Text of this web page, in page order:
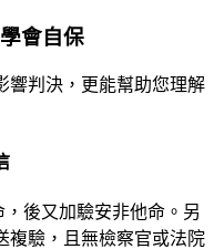
會自保
響判決，更能幫助您理解
後又加驗安非他命。另
複驗，且無檢察官或法院